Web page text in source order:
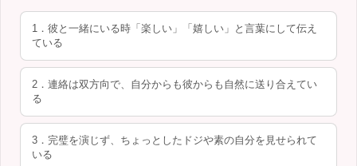
1．彼と一緒にいる時「楽しい」「嬉しい」と言葉にして伝え
ている
2．連絡は双方向で、自分からも彼からも自然に送り合えてい
る
3．完璧を演じず、ちょっとしたドジや素の自分を見せられて
いる